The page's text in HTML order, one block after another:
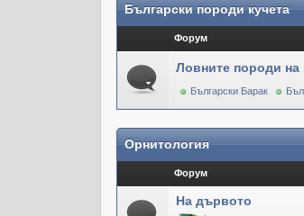
Български породи кучета
Форум
Ловните породи на
Български Барак
Орнитология
Форум
На дървото